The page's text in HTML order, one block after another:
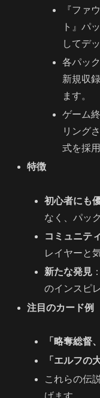
『ファ
ト』パ
してデ
各パッ
新規収
ます。
ゲーム
リング
式を採用
特徴
初心者にも
なく、パッ
コミュニテ
レイヤーと
新たな発見
のインスピ
注目のカード例
「略奪総督
「エルフの
これらの伝
げます。